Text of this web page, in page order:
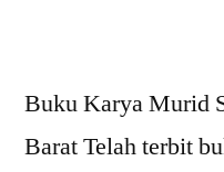
Buku Karya Murid
Barat Telah terbit